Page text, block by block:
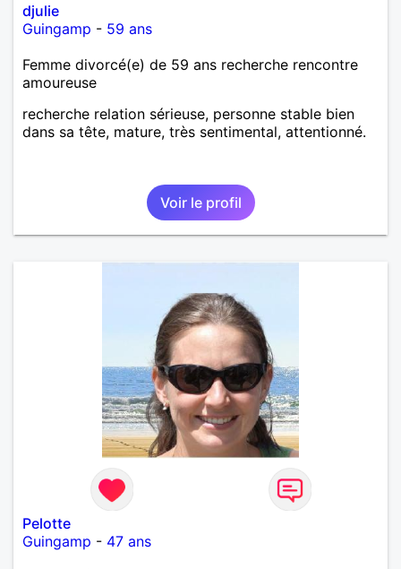
djulie
Guingamp - 59 ans
Femme divorcé(e) de 59 ans recherche rencontre
amoureuse
recherche relation sérieuse, personne stable bien
dans sa tête, mature, très sentimental, attentionné.
Voir le profil
Pelotte
Guingamp - 47 ans